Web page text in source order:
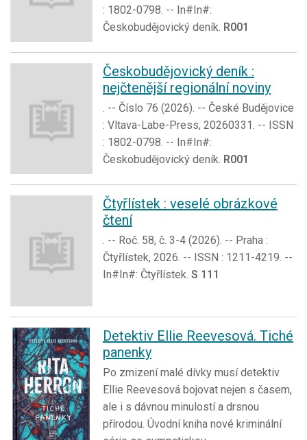
: 1802-0798. -- In#In#:
Českobudějovický deník. R001
Českobudějovický deník :
nejčtenější regionální noviny
. -- Číslo 76 (2026). -- České Budějovice
: Vltava-Labe-Press, 20260331. -- ISSN
: 1802-0798. -- In#In#:
Českobudějovický deník. R001
Čtyřlístek : veselé obrázkové
čtení
. -- Roč. 58, č. 3-4 (2026). -- Praha :
Čtyřlístek, 2026. -- ISSN : 1211-4219. --
In#In#: Čtyřlístek. S 111
Detektiv Ellie Reevesová. Tiché
panenky
Po zmizení malé dívky musí detektiv
Ellie Reevesová bojovat nejen s časem,
ale i s dávnou minulostí a drsnou
přírodou. Úvodní kniha nové kriminální